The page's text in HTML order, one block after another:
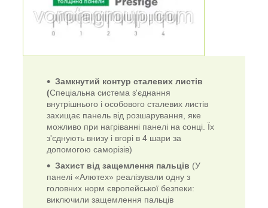
Замкнутий контур сталевих листів
(Спеціальна система з'єднання
внутрішнього і особового сталевих листів
захищає панель від розшарування, яке
можливо при нагріванні панелі на сонці. Їх
з'єднують внизу і вгорі в 4 шари за
допомогою саморізів)
Захист від защемлення пальців (У
панелі «Алютех» реалізували одну з
головних норм європейської безпеки:
виключили защемлення пальців